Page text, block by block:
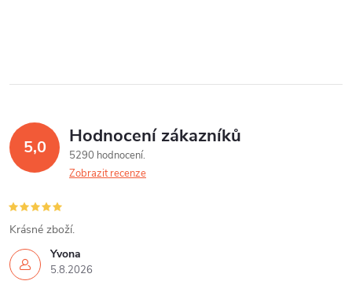
5,0 Hodnocení zákazníků
5290 hodnocení
Zobrazit recenze
Yvona
5.8.2026
Krásné zboží.